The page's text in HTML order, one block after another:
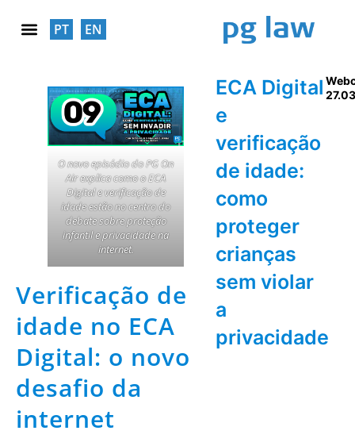
PT EN
ECA Digital
e
verificação
de idade:
como
proteger
crianças
sem violar
a
privacidade
O novo episódio do PG On
Air explica como o ECA
Digital e verificação de
idade estão no centro do
debate sobre proteção
infantil e privacidade na
internet.
Verificação de
idade no ECA
Digital: o novo
desafio da
internet